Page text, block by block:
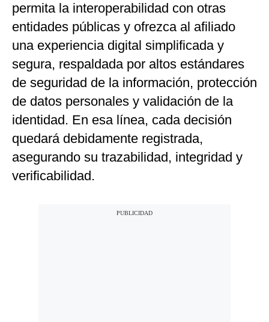
permita la interoperabilidad con otras
entidades públicas y ofrezca al afiliado
una experiencia digital simplificada y
segura, respaldada por altos estándares
de seguridad de la información, protección
de datos personales y validación de la
identidad. En esa línea, cada decisión
quedará debidamente registrada,
asegurando su trazabilidad, integridad y
verificabilidad.